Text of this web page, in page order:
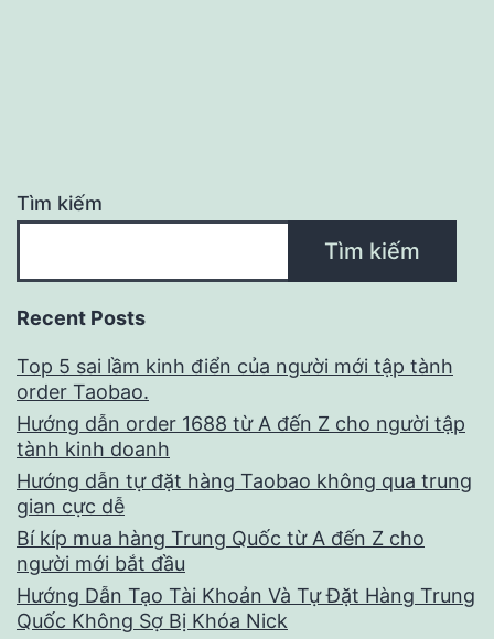
Tìm kiếm
Tìm kiếm
Recent Posts
Top 5 sai lầm kinh điển của người mới tập tành
order Taobao.
Hướng dẫn order 1688 từ A đến Z cho người tập
tành kinh doanh
Hướng dẫn tự đặt hàng Taobao không qua trung
gian cực dễ
Bí kíp mua hàng Trung Quốc từ A đến Z cho
người mới bắt đầu
Hướng Dẫn Tạo Tài Khoản Và Tự Đặt Hàng Trung
Quốc Không Sợ Bị Khóa Nick